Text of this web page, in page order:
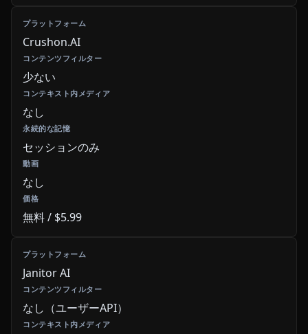
Crushon.AI
少ない
なし
セッションのみ
なし
無料 / $5.99
Janitor AI
なし（ユーザーAPI）